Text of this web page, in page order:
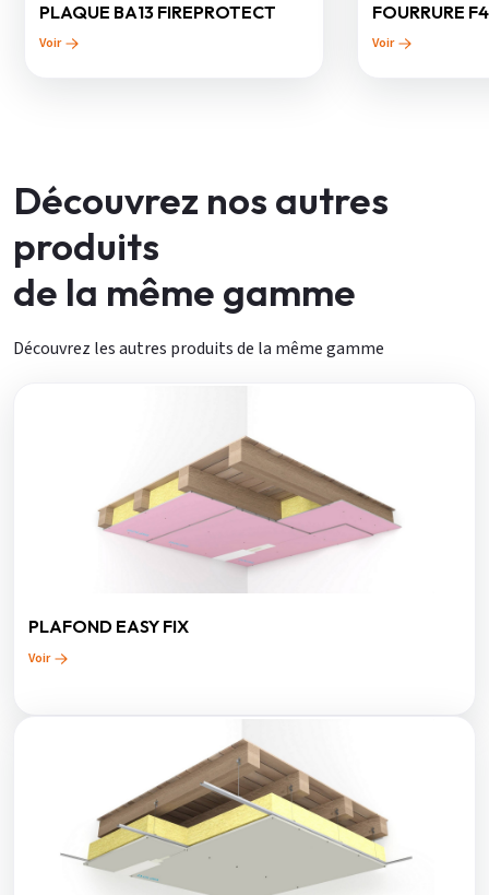
PLAQUE BA13 FIREPROTECT
Voir
FOURRURE
Voir
Découvrez nos autres
produits
de la même gamme
Découvrez les autres produits de la même gamme
PLAFOND EASY FIX
Voir